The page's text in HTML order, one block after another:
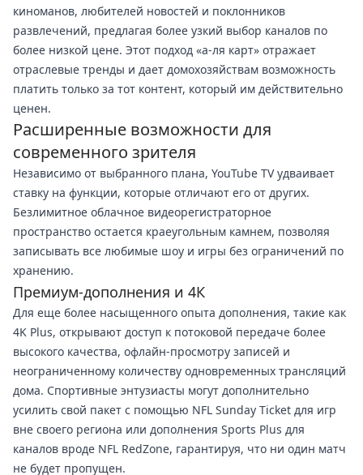
киноманов, любителей новостей и поклонников
развлечений, предлагая более узкий выбор каналов по
более низкой цене. Этот подход «а-ля карт» отражает
отраслевые тренды и дает домохозяйствам возможность
платить только за тот контент, который им действительно
ценен.
Расширенные возможности для
современного зрителя
Независимо от выбранного плана, YouTube TV удваивает
ставку на функции, которые отличают его от других.
Безлимитное облачное видеорегистраторное
пространство остается краеугольным камнем, позволяя
записывать все любимые шоу и игры без ограничений по
хранению.
Премиум-дополнения и 4К
Для еще более насыщенного опыта дополнения, такие как
4K Plus, открывают доступ к потоковой передаче более
высокого качества, офлайн-просмотру записей и
неограниченному количеству одновременных трансляций
дома. Спортивные энтузиасты могут дополнительно
усилить свой пакет с помощью NFL Sunday Ticket для игр
вне своего региона или дополнения Sports Plus для
каналов вроде NFL RedZone, гарантируя, что ни один матч
не будет пропущен.